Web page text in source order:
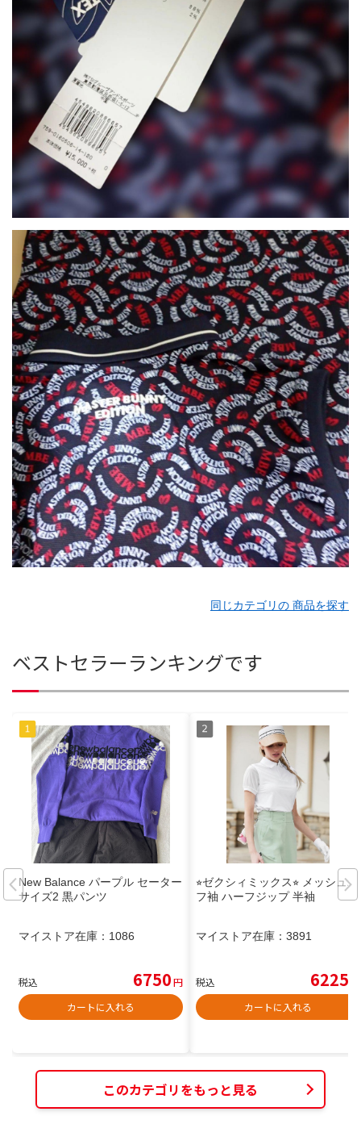
同じカテゴリの 商品を探す
ベストセラーランキングです
New Balance パープル セーター
サイズ2 黒パンツ
マイストア在庫： 1086
税込 6750円
カートに入れる
⭐︎ゼクシィミックス⭐︎ メッシュパ
フ袖 ハーフジップ 半袖
マイストア在庫： 3891
税込 6225
カートに入れる
このカテゴリをもっと見る